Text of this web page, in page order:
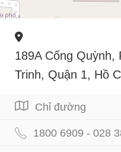
189A Cống
Trinh, Quận 1, Hồ
Chỉ đường
1800 6909 - 028